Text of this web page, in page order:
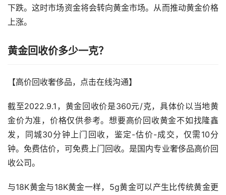
下跌。这时市场资金将会转向黄金市场。从而推动黄金价格
上涨。
黄金回收价多少一克？
【高价回收奢侈品，点击在线沟通】
截至2022.9.1，黄金回收价是360元/克，具体价以当地黄
金价为准，价格仅供参考。想要高价回收黄金不如找隆鑫
发，同城30分钟上门回收，鉴定-估价-成交，仅需10分
钟。免费估价，可免费上门回收。是国内专业奢侈品高价回
收公司。
与18K黄金与18K黄金一样，5g黄金可以产生比传统黄金更